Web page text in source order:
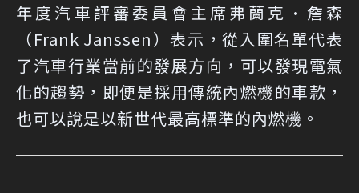
年度汽車評審委員會主席弗蘭克·詹森
（Frank Janssen）表示，從入圍名單代表
了汽車行業當前的發展方向，可以發現電氣
化的趨勢，即便是採用傳統內燃機的車款，
也可以說是以新世代最高標準的內燃機。